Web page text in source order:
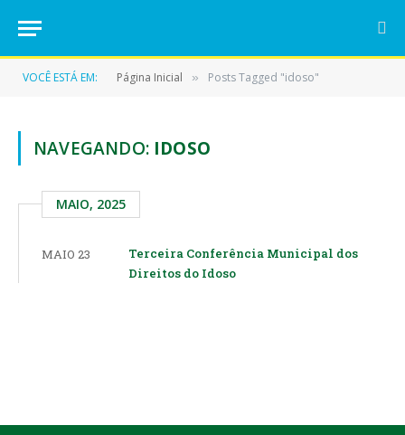
VOCÊ ESTÁ EM: Página Inicial » Posts Tagged "idoso"
NAVEGANDO: IDOSO
MAIO, 2025
MAIO 23
Terceira Conferência Municipal dos
Direitos do Idoso